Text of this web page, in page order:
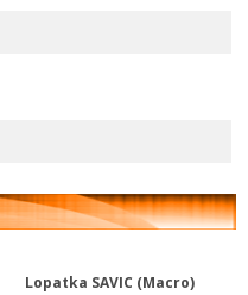
Lopatka SAVIC (Macro)